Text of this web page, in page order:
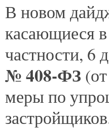
В новом
касающиеся
частности, 6
№ 408-ФЗ
меры по